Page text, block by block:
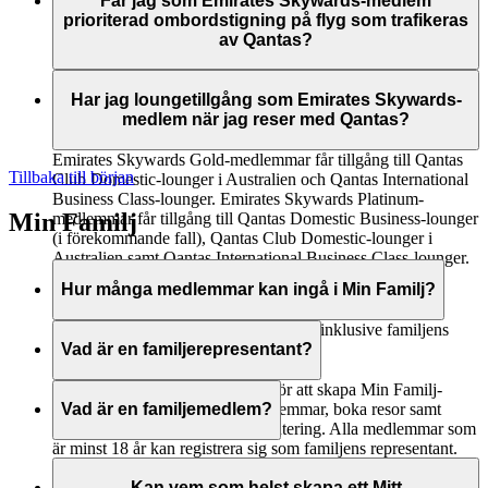
Qantas Club Domestic Lounges
Prioriterad ombordstigning
Premium Economy Class-incheckning (om tillgängligt)
viktkoncept)
prioriterad ombordstigning på flyg som trafikeras
av Qantas?
Ja, det kommer att finnas prioriterad ombordstigning för
Emirates Skywards Platinum- och Gold-medlemmar.
Har jag loungetillgång som Emirates Skywards-
medlem när jag reser med Qantas?
Emirates Skywards Gold-medlemmar får tillgång till Qantas
Club Domestic-lounger i Australien och Qantas International
Business Class-lounger. Emirates Skywards Platinum-
medlemmar får tillgång till Qantas Domestic Business-lounger
(i förekommande fall), Qantas Club Domestic-lounger i
Australien samt Qantas International Business Class-lounger.
Tillbaka till början
Min Familj
Hur många medlemmar kan ingå i Min Familj?
Kontot kan ha upp till åtta medlemmar inklusive familjens
representant.
Vad är en familjerepresentant?
Familjens representant ansvarar för att skapa Min Familj-
kontot, lägga till och ta bort medlemmar, boka resor samt
sköta all annan löpande kontohantering. Alla medlemmar som
är minst 18 år kan registrera sig som familjens representant.
Vad är en familjemedlem?
En familjemedlem är registrerad som en del av ett Min Familj-